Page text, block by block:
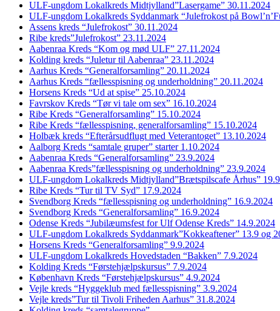
ULF-ungdom Lokalkreds Midtjylland”Lasergame” 30.11.2024
ULF-ungdom Lokalkreds Syddanmark “Julefrokost på
Assens kreds “Julefrokost” 30.11.2024
Ribe kreds”Julefrokost” 23.11.2024
Aabenraa Kreds “Kom og mød ULF” 27.11.2024
Kolding kreds “Juletur til Aabenraa” 23.11.2024
Aarhus Kreds “Generalforsamling” 20.11.2024
Aarhus Kreds “fællesspisning og underholdning” 20.11.2024
Horsens Kreds “Ud at spise” 25.10.2024
Favrskov Kreds “Tør vi tale om sex” 16.10.2024
Ribe Kreds “Generalforsamling” 15.10.2024
Ribe Kreds “fællesspisning, generalforsamling” 15.10.2024
Holbæk kreds “Efterårsudflugt med Veterantoget” 13.10.2024
Aalborg Kreds “samtale gruper” starter 1.10.2024
Aabenraa Kreds “Generalforsamling” 23.9.2024
Aabenraa Kreds”fællesspisning og underholdning” 23.9.2024
ULF-ungdom Lokalkreds Midtjylland”Brætspilscafe Århus”
Ribe Kreds “Tur til TV Syd” 17.9.2024
Svendborg Kreds “fællesspisning og underholdning” 16.9.2024
Svendborg Kreds “Generalforsamling” 16.9.2024
Odense Kreds “Jubilæumsfest for Ulf Odense Kreds” 14.9.2024
ULF-ungdom Lokalkreds Syddanmark”Kokkeaftener” 13.9 og
Horsens Kreds “Generalforsamling” 9.9.2024
ULF-ungdom Lokalkreds Hovedstaden “Bakken” 7.9.2024
Kolding Kreds “Førstehjælpskursus” 7.9.2024
København Kreds “Førstehjælpskursus” 4.9.2024
Vejle kreds “Hyggeklub med fællesspisning” 3.9.2024
Vejle kreds”Tur til Tivoli Friheden Aarhus” 31.8.2024